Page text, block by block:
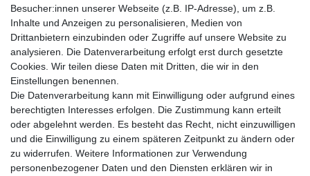
Widerrufs­recht Impressum Daten­schutz­erklärung
AGB Kontakt
© Copyright 2026 | Alle Rechte vorbehalten.
Design by D.Behrendt
Besucher:innen unserer Webseite (z.B. IP-Adresse), um z.B.
Inhalte und Anzeigen zu personalisieren, Medien von
Drittanbietern einzubinden oder Zugriffe auf unsere Website zu
analysieren. Die Datenverarbeitung erfolgt erst durch gesetzte
Cookies. Wir teilen diese Daten mit Dritten, die wir in den
Einstellungen benennen.
Die Datenverarbeitung kann mit Einwilligung oder aufgrund eines
berechtigten Interesses erfolgen. Die Zustimmung kann erteilt
oder abgelehnt werden. Es besteht das Recht, nicht einzuwilligen
und die Einwilligung zu einem späteren Zeitpunkt zu ändern oder
zu widerrufen. Weitere Informationen zur Verwendung
personenbezogener Daten und den Diensten erklären wir in